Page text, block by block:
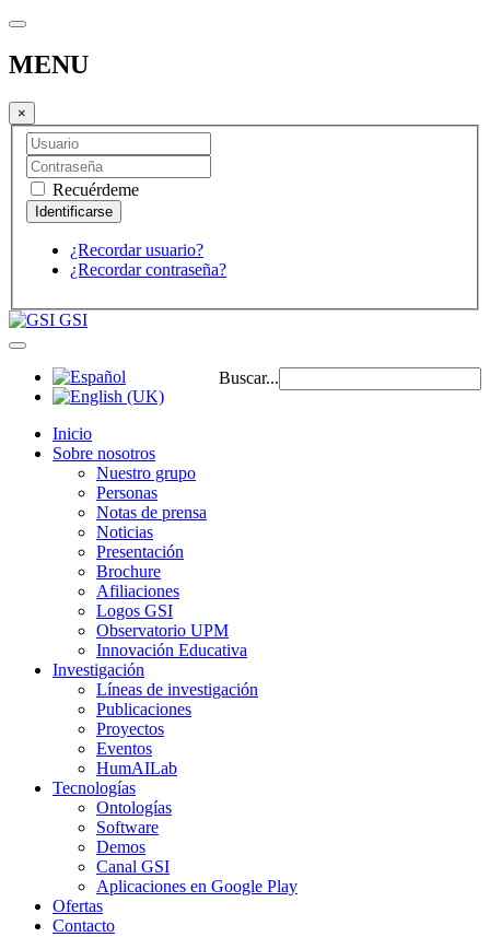
MENU
×
Recuérdeme
¿Recordar usuario?
¿Recordar contraseña?
GSI
Buscar...
Inicio
Sobre nosotros
Nuestro grupo
Personas
Notas de prensa
Noticias
Presentación
Brochure
Afiliaciones
Logos GSI
Observatorio UPM
Innovación Educativa
Investigación
Líneas de investigación
Publicaciones
Proyectos
Eventos
HumAILab
Tecnologías
Ontologías
Software
Demos
Canal GSI
Aplicaciones en Google Play
Ofertas
Contacto